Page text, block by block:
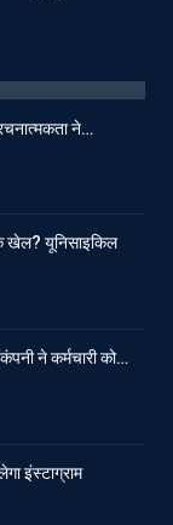
ने…
खेल? यूनिसाइकिल
ने कर्मचारी को…
इंस्टाग्राम